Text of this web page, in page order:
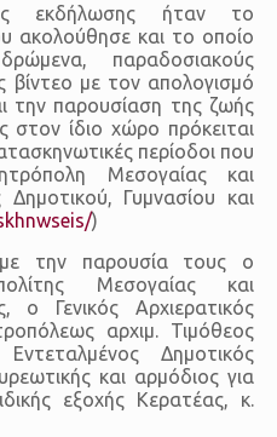
εκδήλωσης ήταν το
ακολούθησε και το οποίο
παραδοσιακούς
βίντεο με τον απολογισμό
την παρουσίαση της ζωής
ίδιο χώρο πρόκειται
περίοδοι που
Μεσογαίας και
Γυμνασίου και
)
την παρουσία τους ο
Μεσογαίας και
ο Γενικός Αρχιερατικός
αρχιμ. Τιμόθεος
Δημοτικός
και αρμόδιος για
εξοχής Κερατέας, κ.